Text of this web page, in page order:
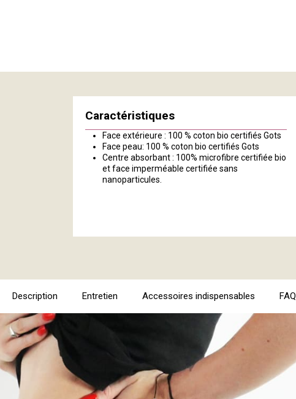
Caractéristiques
Face extérieure : 100 % coton bio certifiés Gots
Face peau: 100 % coton bio certifiés Gots
Centre absorbant : 100% microfibre certifiée bio
et face imperméable certifiée sans
nanoparticules.
Description Entretien Accessoires indispensables FAQ